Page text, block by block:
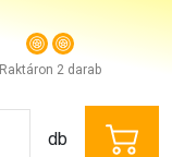
Raktáron 2 darab
db